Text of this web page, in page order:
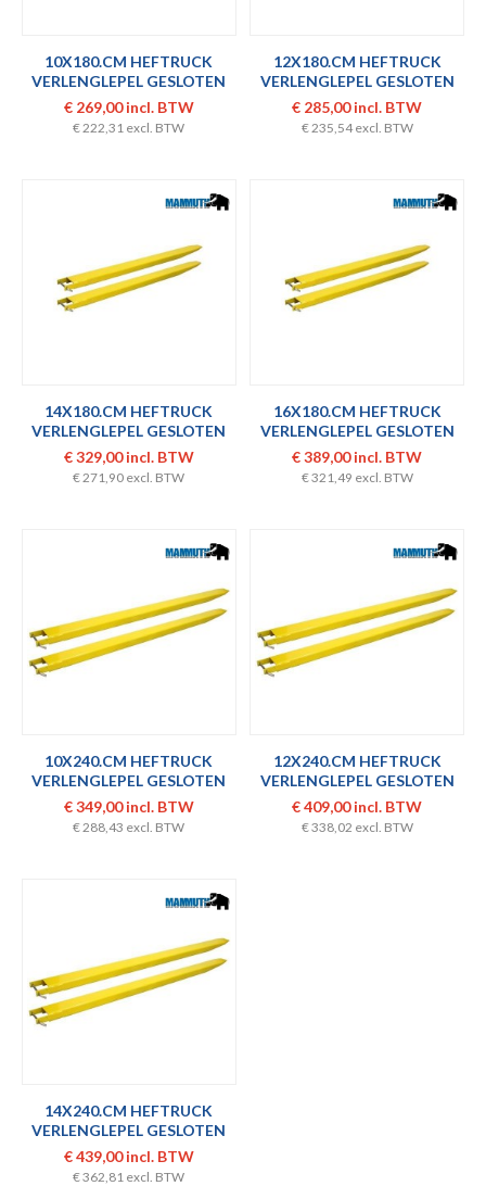
10X180.CM HEFTRUCK
VERLENGLEPEL GESLOTEN
SET
€ 269,00 incl. BTW
€ 222,31 excl. BTW
12X180.CM HEFTRUCK
VERLENGLEPEL GESLOTEN
SET
€ 285,00 incl. BTW
€ 235,54 excl. BTW
14X180.CM HEFTRUCK
VERLENGLEPEL GESLOTEN
SET
€ 329,00 incl. BTW
€ 271,90 excl. BTW
16X180.CM HEFTRUCK
VERLENGLEPEL GESLOTEN
SET
€ 389,00 incl. BTW
€ 321,49 excl. BTW
10X240.CM HEFTRUCK
VERLENGLEPEL GESLOTEN
SET
€ 349,00 incl. BTW
€ 288,43 excl. BTW
12X240.CM HEFTRUCK
VERLENGLEPEL GESLOTEN
SET
€ 409,00 incl. BTW
€ 338,02 excl. BTW
14X240.CM HEFTRUCK
VERLENGLEPEL GESLOTEN
SET
€ 439,00 incl. BTW
€ 362,81 excl. BTW